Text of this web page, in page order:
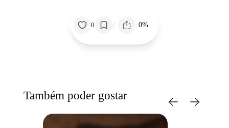
0 / 0%
Também poder gostar